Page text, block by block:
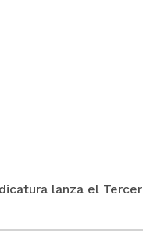
lanza el Tercer